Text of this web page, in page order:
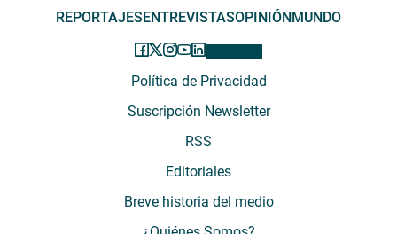
REPORTAJES ENTREVISTASOPINIÓN MUNDO
Política de Privacidad
Suscripción Newsletter
RSS
Editoriales
Breve historia del medio